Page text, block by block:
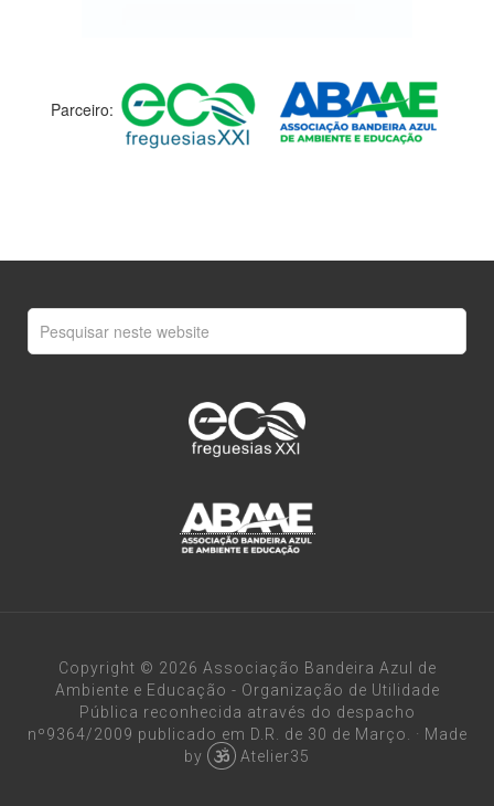
Parceiro:
Copyright © 2026 Associação Bandeira Azul de
Ambiente e Educação - Organização de Utilidade
Pública reconhecida através do despacho
nº9364/2009 publicado em D.R. de 30 de Março.
· Made
by
Atelier35